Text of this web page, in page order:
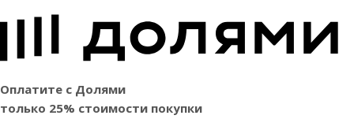
Оплатите с Долями
только 25% стоимости покупки